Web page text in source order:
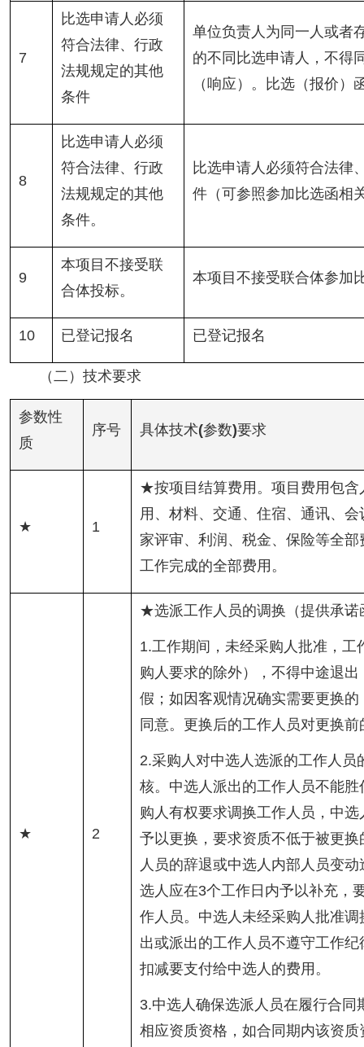
7
比选申请人必须
符合法律、行政
法规规定的其他
条件
单位负责人为同一人或者
的不同比选申请人，不得
（响应）。比选（报价）
8
比选申请人必须
符合法律、行政
法规规定的其他
条件。
比选申请人必须符合法律
件（可参照参加比选函相
9
本项目不接受联
合体投标。
本项目不接受联合体参加
10 已登记报名 已登记报名
（二）技术要求
参数性
质
序号 具体技术(参数)要求
★ 1
★按项目结算费用。项目费用包含
用、材料、交通、住宿、通讯、
家评审、利润、税金、保险等全
工作完成的全部费用。
★ 2
★选派工作人员的调换（提供承诺
1.工作期间，未经采购人批准，工
购人要求的除外），不得中途退
假；如因客观情况确实需要更换
同意。更换后的工作人员对更换
2.采购人对中选人选派的工作人员
核。中选人派出的工作人员不能
购人有权要求调换工作人员，中
予以更换，要求资质不低于被更
人员的辞退或中选人内部人员变
选人应在3个工作日内予以补充，
作人员。中选人未经采购人批准
出或派出的工作人员不遵守工作
扣减要支付给中选人的费用。
3.中选人确保选派人员在履行合同
相应资质资格，如合同期内该资